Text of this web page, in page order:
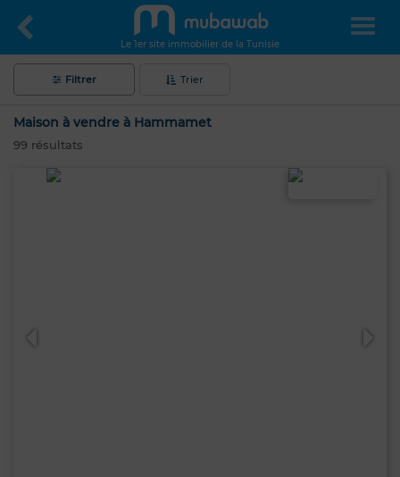
Le 1er site immobilier de la Tunisie
Filtrer Trier
Maison à vendre à Hammamet
99 résultats